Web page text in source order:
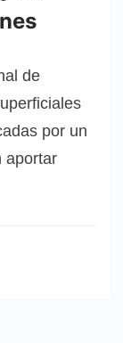
de
por un
aportar